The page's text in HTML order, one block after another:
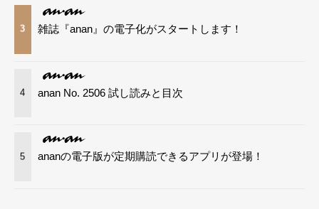
3 雑誌『anan』の電子化がスタートします！
4 anan No. 2506 試し読みと目次
5 ananの電子版が定期購読できるアプリが登場！